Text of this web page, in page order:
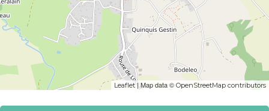
Leaflet| Map data © OpenStreetMap contributors